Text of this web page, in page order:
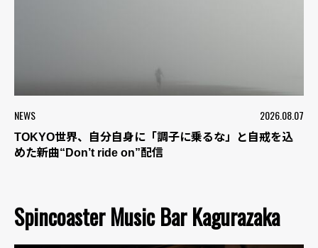
NEWS 2026.08.07
TOKYO世界、自分自身に「調子に乗るな」と自戒を込
めた新曲“Don’t ride on”配信
Spincoaster Music Bar Kagurazaka